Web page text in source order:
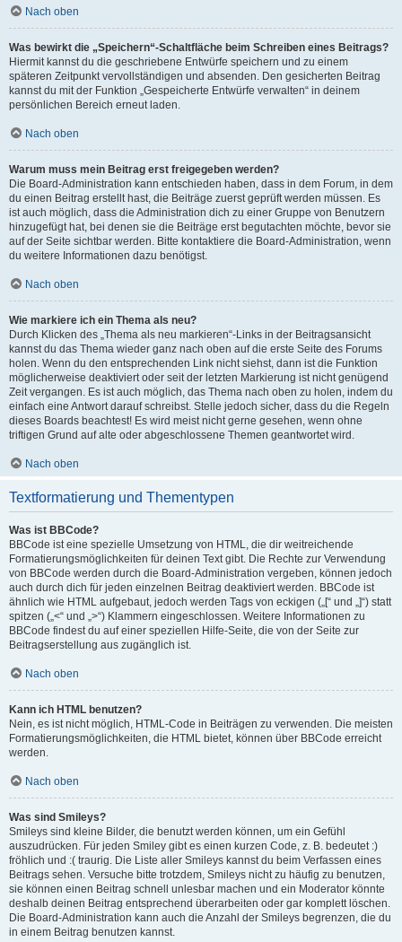
Nach oben
Was bewirkt die „Speichern“-Schaltfläche beim Schreiben eines Beitrags?
Hiermit kannst du die geschriebene Entwürfe speichern und zu einem
späteren Zeitpunkt vervollständigen und absenden. Den gesicherten Beitrag
kannst du mit der Funktion „Gespeicherte Entwürfe verwalten“ in deinem
persönlichen Bereich erneut laden.
Nach oben
Warum muss mein Beitrag erst freigegeben werden?
Die Board-Administration kann entschieden haben, dass in dem Forum, in dem
du einen Beitrag erstellt hast, die Beiträge zuerst geprüft werden müssen. Es
ist auch möglich, dass die Administration dich zu einer Gruppe von Benutzern
hinzugefügt hat, bei denen sie die Beiträge erst begutachten möchte, bevor sie
auf der Seite sichtbar werden. Bitte kontaktiere die Board-Administration, wenn
du weitere Informationen dazu benötigst.
Nach oben
Wie markiere ich ein Thema als neu?
Durch Klicken des „Thema als neu markieren“-Links in der Beitragsansicht
kannst du das Thema wieder ganz nach oben auf die erste Seite des Forums
holen. Wenn du den entsprechenden Link nicht siehst, dann ist die Funktion
möglicherweise deaktiviert oder seit der letzten Markierung ist nicht genügend
Zeit vergangen. Es ist auch möglich, das Thema nach oben zu holen, indem du
einfach eine Antwort darauf schreibst. Stelle jedoch sicher, dass du die Regeln
dieses Boards beachtest! Es wird meist nicht gerne gesehen, wenn ohne
triftigen Grund auf alte oder abgeschlossene Themen geantwortet wird.
Nach oben
Textformatierung und Thementypen
Was ist BBCode?
BBCode ist eine spezielle Umsetzung von HTML, die dir weitreichende
Formatierungsmöglichkeiten für deinen Text gibt. Die Rechte zur Verwendung
von BBCode werden durch die Board-Administration vergeben, können jedoch
auch durch dich für jeden einzelnen Beitrag deaktiviert werden. BBCode ist
ähnlich wie HTML aufgebaut, jedoch werden Tags von eckigen („[“ und „]“) statt
spitzen („<“ und „>“) Klammern eingeschlossen. Weitere Informationen zu
BBCode findest du auf einer speziellen Hilfe-Seite, die von der Seite zur
Beitragserstellung aus zugänglich ist.
Nach oben
Kann ich HTML benutzen?
Nein, es ist nicht möglich, HTML-Code in Beiträgen zu verwenden. Die meisten
Formatierungsmöglichkeiten, die HTML bietet, können über BBCode erreicht
werden.
Nach oben
Was sind Smileys?
Smileys sind kleine Bilder, die benutzt werden können, um ein Gefühl
auszudrücken. Für jeden Smiley gibt es einen kurzen Code, z. B. bedeutet :)
fröhlich und :( traurig. Die Liste aller Smileys kannst du beim Verfassen eines
Beitrags sehen. Versuche bitte trotzdem, Smileys nicht zu häufig zu benutzen,
sie können einen Beitrag schnell unlesbar machen und ein Moderator könnte
deshalb deinen Beitrag entsprechend überarbeiten oder gar komplett löschen.
Die Board-Administration kann auch die Anzahl der Smileys begrenzen, die du
in einem Beitrag benutzen kannst.